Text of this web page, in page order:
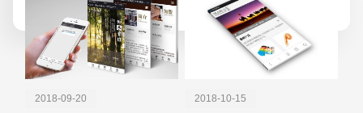
微信网站凭借其与微信平台的无缝对接和丰富的功能设计，
为用户提供了一个便捷、互动且信息丰富的浏览环境，成为
移动互联网时代的重要信息传播与服务平台。
2018-09-20 2018-10-15